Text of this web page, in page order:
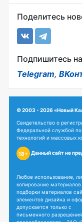
Поделитесь
Подпишитесь
Telegram,
© 2003 - 2026 «Новый
Свидетельство о
Федеральной службой
технологий и массовых
18+ Данный сайт не
Любое использование,
копирование материалов
подборки материалов
элементов дизайна и
допускается только с
письменного разрешения